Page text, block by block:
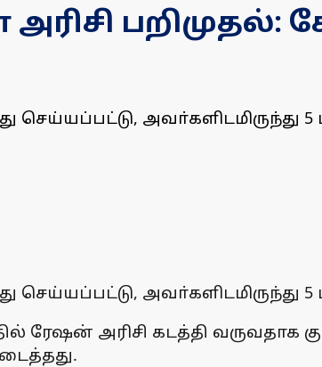
செய்யப்பட்டு,
செய்யப்பட்டு,
ரேஷன் அரிசி கடத்தி